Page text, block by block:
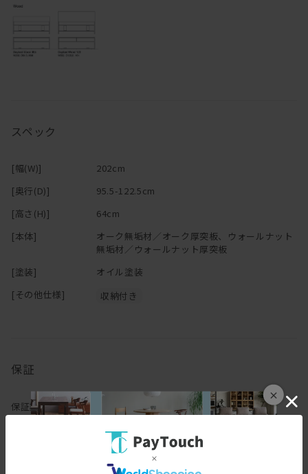
×
大きな影響を与える丁寧な研磨、伝統工法を用いた組み立て、
全ての工程において大切になるのが、
職人の心と培った豊富な知識、経験です。
と幸いです。
※「節少なめ」のご注文につきましては、別途お見積りにて承って
スペック
[幅(W)]
202cm
[奥行(D)]
95.5-122.5cm
[高さ(H)]
64cm
[本体]
オーク無垢材／オーク厚突板、ウォールナット
無垢材／ウォールナット厚突板
[塗装]
オイル塗装
[その他仕様]
収納付き
保証
保証期間
ヒラシマでは家具を安心してご使用いただけますよう、工場出荷日